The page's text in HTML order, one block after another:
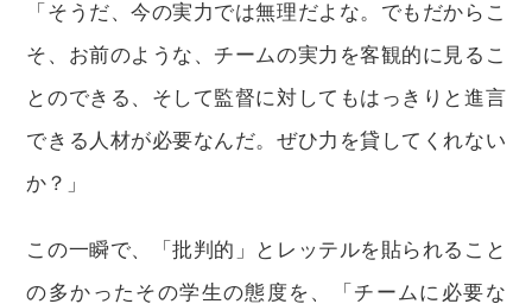
「そうだ、今の実力では無理だよな。でもだからこ
そ、お前のような、チームの実力を客観的に見るこ
とのできる、そして監督に対してもはっきりと進言
できる人材が必要なんだ。ぜひ力を貸してくれない
か？」
この一瞬で、「批判的」とレッテルを貼られること
の多かったその学生の態度を、「チームに必要な